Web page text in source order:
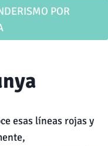
POR
esas líneas rojas y